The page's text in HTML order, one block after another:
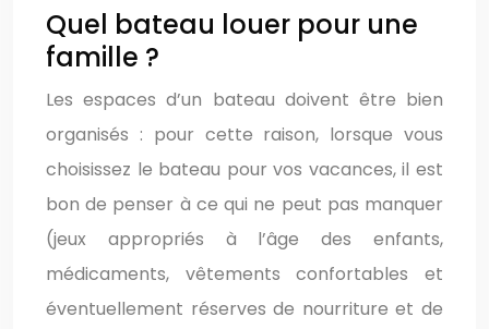
Quel bateau louer pour une
famille ?
Les espaces d’un bateau doivent être bien
organisés : pour cette raison, lorsque vous
choisissez le bateau pour vos vacances, il est
bon de penser à ce qui ne peut pas manquer
(jeux appropriés à l’âge des enfants,
médicaments, vêtements confortables et
éventuellement réserves de nourriture et de